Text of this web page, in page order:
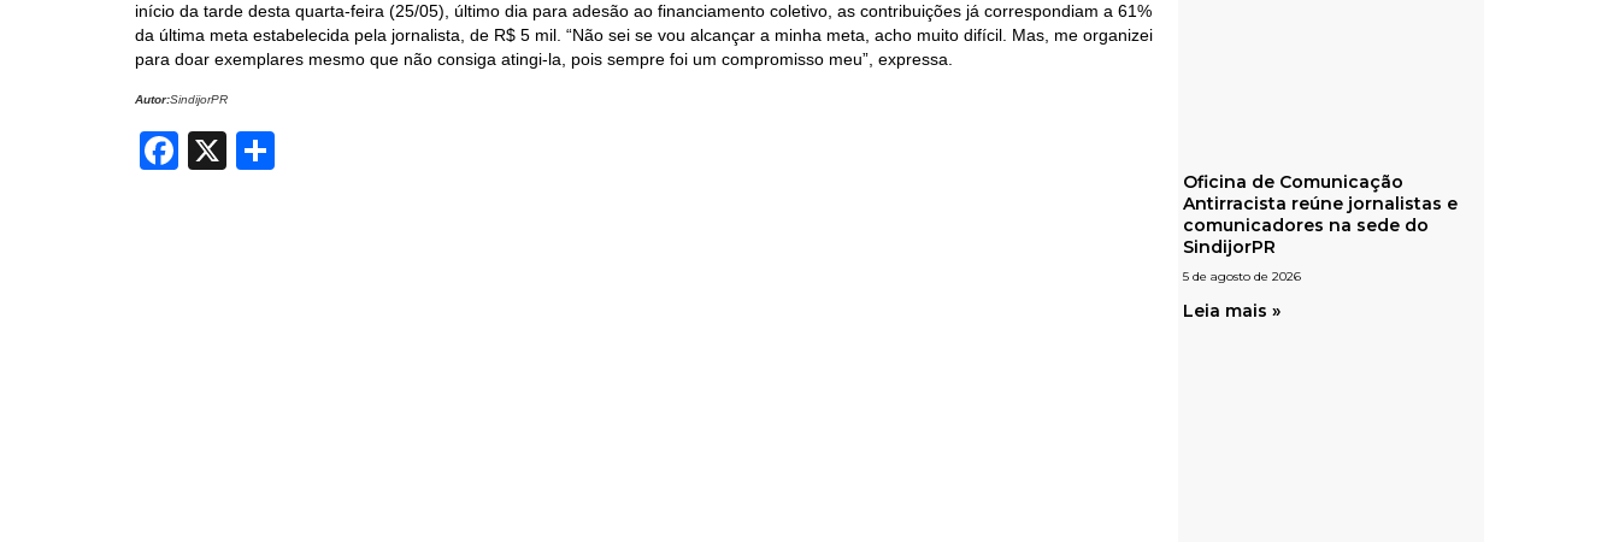
início da tarde desta quarta-feira (25/05), último dia para adesão ao financiamento coletivo, as contribuições já correspondiam a 61%
da última meta estabelecida pela jornalista, de R$ 5 mil. “Não sei se vou alcançar a minha meta, acho muito difícil. Mas, me organizei
para doar exemplares mesmo que não consiga atingi-la, pois sempre foi um compromisso meu”, expressa.
Autor:SindijorPR
Facebook
X
Oficina de Comunicação
Antirracista reúne jornalistas e
comunicadores na sede do
SindijorPR
5 de agosto de 2026
Leia mais »